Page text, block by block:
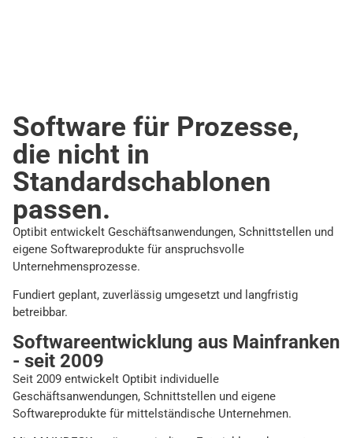
Software für Prozesse,
die nicht in
Standardschablonen
passen.
Optibit entwickelt Geschäftsanwendungen, Schnittstellen und
eigene Softwareprodukte für anspruchsvolle
Unternehmensprozesse.
Fundiert geplant, zuverlässig umgesetzt und langfristig
betreibbar.
Softwareentwicklung aus Mainfranken
- seit 2009
Seit 2009 entwickelt Optibit individuelle
Geschäftsanwendungen, Schnittstellen und eigene
Softwareprodukte für mittelständische Unternehmen.